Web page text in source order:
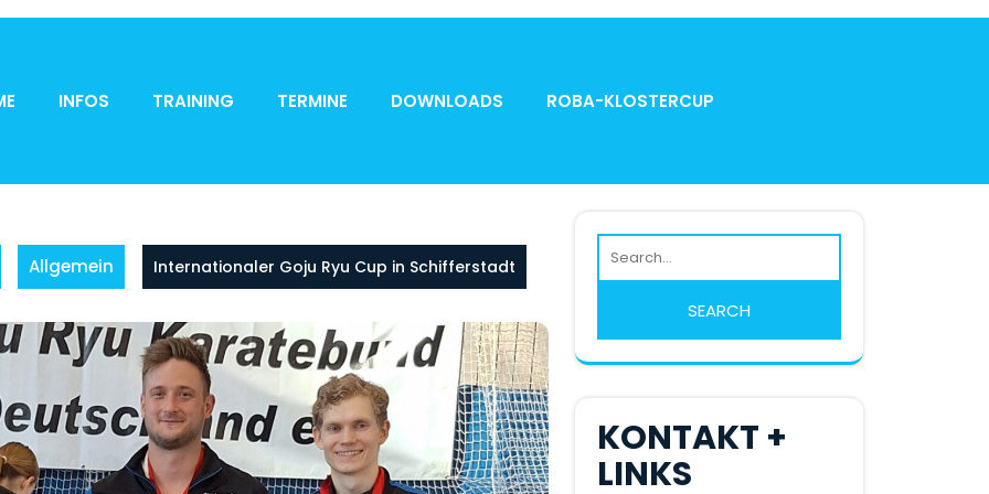
INFOS TRAINING TERMINE DOWNLOADS ROBA-KLOSTERCUP
Allgemein Internationaler Goju Ryu Cup in Schifferstadt
KONTAKT +
LINKS